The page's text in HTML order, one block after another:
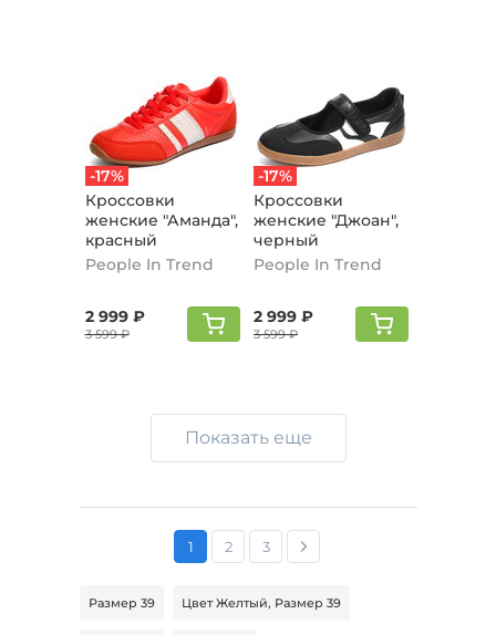
-17%
Кроссовки
женские "Аманда",
красный
People In Trend
2 999 ₽
3 599 ₽
-17%
Кроссовки
женские "Джоан",
черный
People In Trend
2 999 ₽
3 599 ₽
Показать еще
1 2 3
Размер 39 Цвет Желтый, Размер 39